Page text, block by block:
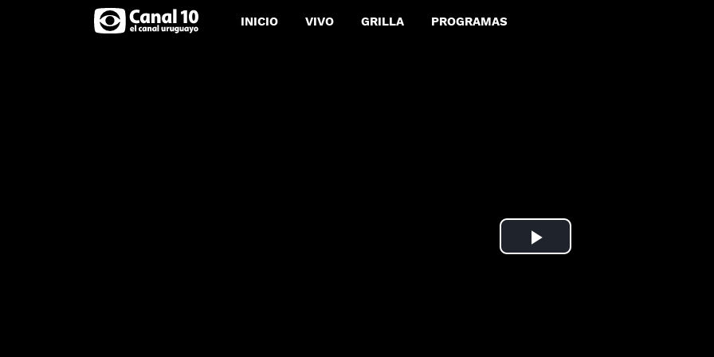
INICIO VIVO GRILLA PROGRAMAS
Play